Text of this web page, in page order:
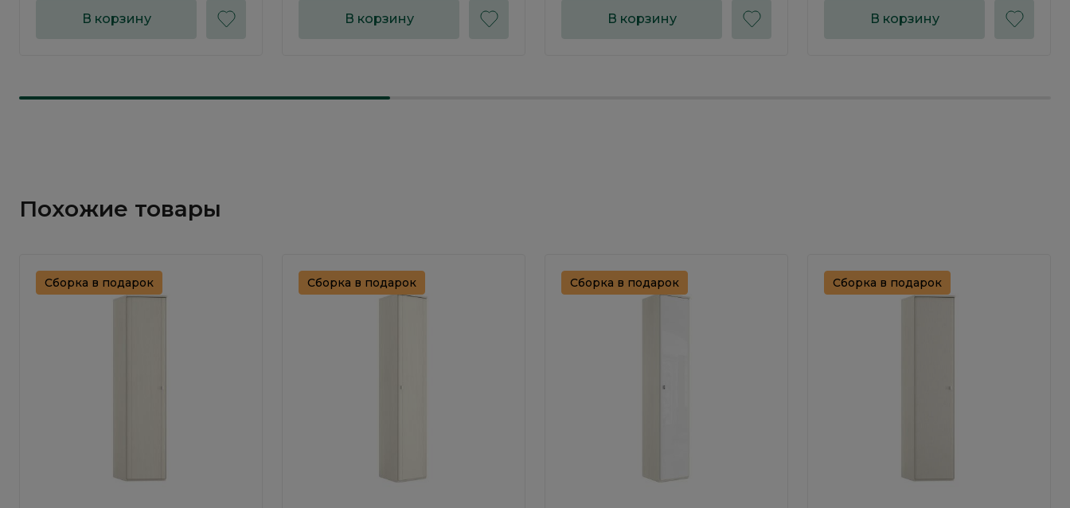
В корзину В корзину В корзину В корзину
Похожие товары
Сборка в подарок Сборка в подарок Сборка в подарок Сборка в подарок